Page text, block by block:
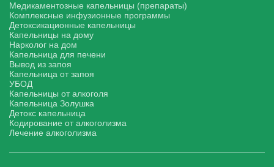
Медикаментозные капельницы (препараты)
Комплексные инфузионные программы
Детоксикационные капельницы
Капельницы на дому
Нарколог на дом
Капельница для печени
Вывод из запоя
Капельница от запоя
УБОД
Капельницы от алкоголя
Капельница Золушка
Детокс капельница
Кодирование от алкоголизма
Лечение алкоголизма